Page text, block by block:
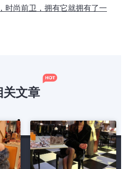
时尚前卫，拥有它就拥有了一
关文章